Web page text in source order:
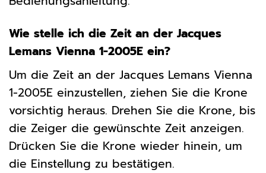
Wie stelle ich die Zeit an der Jacques
Lemans Vienna 1-2005E ein?
Um die Zeit an der Jacques Lemans Vienna
1-2005E einzustellen, ziehen Sie die Krone
vorsichtig heraus. Drehen Sie die Krone, bis
die Zeiger die gewünschte Zeit anzeigen.
Drücken Sie die Krone wieder hinein, um
die Einstellung zu bestätigen.